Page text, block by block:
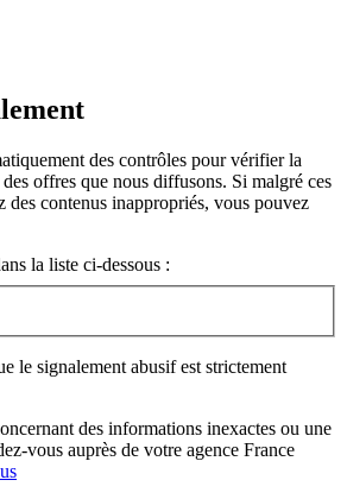
des contrôles pour vérifier la
offres que nous diffusons. Si malgré ces
des contenus inappropriés, vous pouvez
la liste ci-dessous :
le signalement abusif est strictement
des informations inexactes ou une
vous auprès de votre agence France